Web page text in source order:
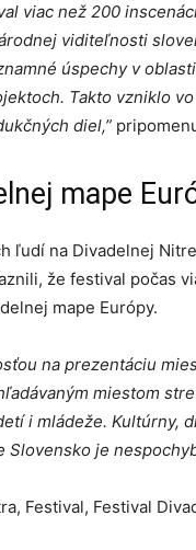
viac než 200
viditeľnosti
úspechy v
Takto vzniklo
diel,”
mape
ľudí na Divadelnej
že festival počas
mape Európy.
na prezentáciu
miestom
i mládeže. Kultúrny,
je
Festival, Festival